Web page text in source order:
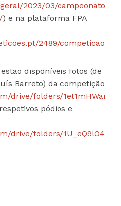
2023/03/campeonatos-
) e na plataforma FPA
2489/competicao).
disponíveis fotos (de
Barreto) da competição
drive/folders/
pódios e
drive/folders/